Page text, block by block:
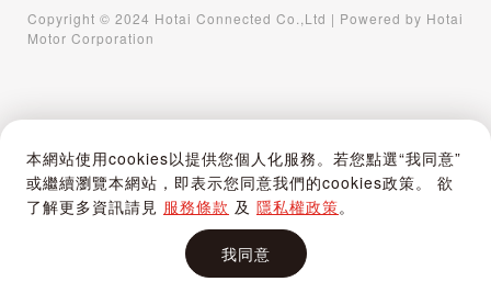
本網站使用cookies以提供您個人化服務。若您點選“我同意”
或繼續瀏覽本網站，即表示您同意我們的cookies政策。 欲
了解更多資訊請見 服務條款 及 隱私權政策。
我同意
購物車
Copyright © 2024 Hotai Connected Co.,Ltd | Powered by Hotai
Motor Corporation